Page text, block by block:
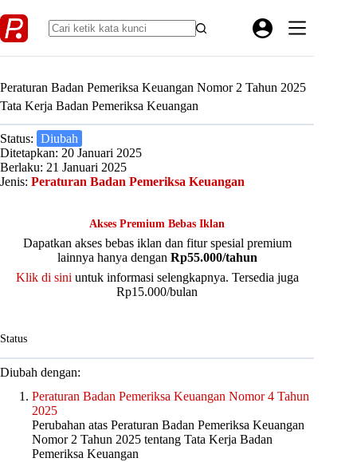
to
content
Peraturan Badan Pemeriksa Keuangan Nomor 2 Tahun 2025
Tata Kerja Badan Pemeriksa Keuangan
Status: Diubah
Ditetapkan: 20 Januari 2025
Berlaku: 21 Januari 2025
Jenis: Peraturan Badan Pemeriksa Keuangan
Akses Premium Bebas Iklan
Dapatkan akses bebas iklan dan fitur spesial premium
lainnya hanya dengan Rp55.000/tahun
Klik di sini untuk informasi selengkapnya. Tersedia juga
Rp15.000/bulan
Status
Diubah dengan:
Peraturan Badan Pemeriksa Keuangan Nomor 4 Tahun
2025
Perubahan atas Peraturan Badan Pemeriksa Keuangan
Nomor 2 Tahun 2025 tentang Tata Kerja Badan
Pemeriksa Keuangan